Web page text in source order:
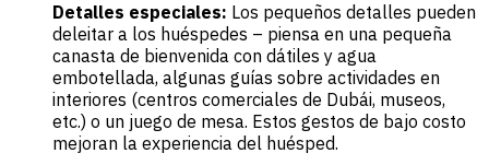
Detalles especiales: Los pequeños detalles pueden
deleitar a los huéspedes – piensa en una pequeña
canasta de bienvenida con dátiles y agua
embotellada, algunas guías sobre actividades en
interiores (centros comerciales de Dubái, museos,
etc.) o un juego de mesa. Estos gestos de bajo costo
mejoran la experiencia del huésped.